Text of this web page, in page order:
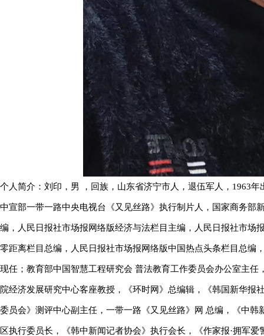
个人简介：刘印，男 ，回族，山东省济宁市人，退伍军人，1963
中宣部一带一路中央电视台《又见丝路》执行制片人，国家商务部
编，人民日报社市场报网络版经济与法栏目主编，人民日报社市
零距离栏目总编，人民日报社市场报网络版中国热点头条栏目总编
现任；教育部中国智慧工程研究会 普法教育工作委员会办公室主
院经济发展研究中心客座教授，《环时网》总编辑，《韩国新华
委员会》测评中心副主任，一带一路《又见丝路》网 总编，《中
区执行委员长，《韩中新闻记者协会》执行会长，《作家报·拥军